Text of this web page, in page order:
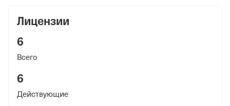
Лицензии
6
Всего
6
Действующие